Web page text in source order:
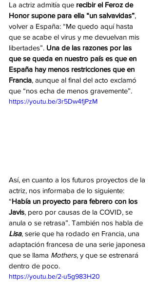
La actriz admitía que recibir el Feroz de
Honor supone para ella “un salvavidas”,
volver a España: “Me quedo aquí hasta
que se acabe el virus y me devuelvan mis
libertades”. Una de las razones por las
que se queda en nuestro país es que en
España hay menos restricciones que en
Francia, aunque al final del acto exclamó
que “nos echa de menos gravemente”.
https://youtu.be/3r5Dw4fjPzM
Así, en cuanto a los futuros proyectos de la
actriz, nos informaba de lo siguiente:
“Había un proyecto para febrero con los
Javis, pero por causas de la COVID, se
anula o se retrasa”. También nos habla de
Lisa, serie que ha rodado en Francia, una
adaptación francesa de una serie japonesa
que se llama Mothers, y que se estrenará
dentro de poco.
https://youtu.be/2-u5g983H20